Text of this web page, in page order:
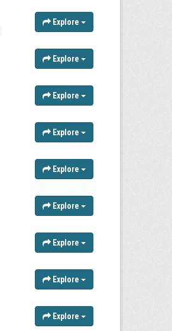
Explore
Explore
Explore
Explore
Explore
Explore
Explore
Explore
Explore